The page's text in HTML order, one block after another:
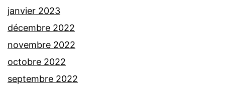
janvier 2023
décembre 2022
novembre 2022
octobre 2022
septembre 2022